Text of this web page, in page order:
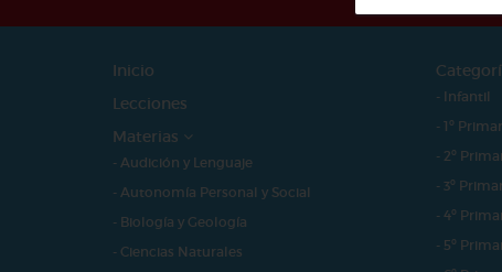
Inicio
Lecciones
Materias
- Audición y Lenguaje
- Autonomía Personal y Social
- Biología y Geología
- Ciencias Naturales
- Infantil
- 1º
- 2º
- 3º
- 4º
- 5º